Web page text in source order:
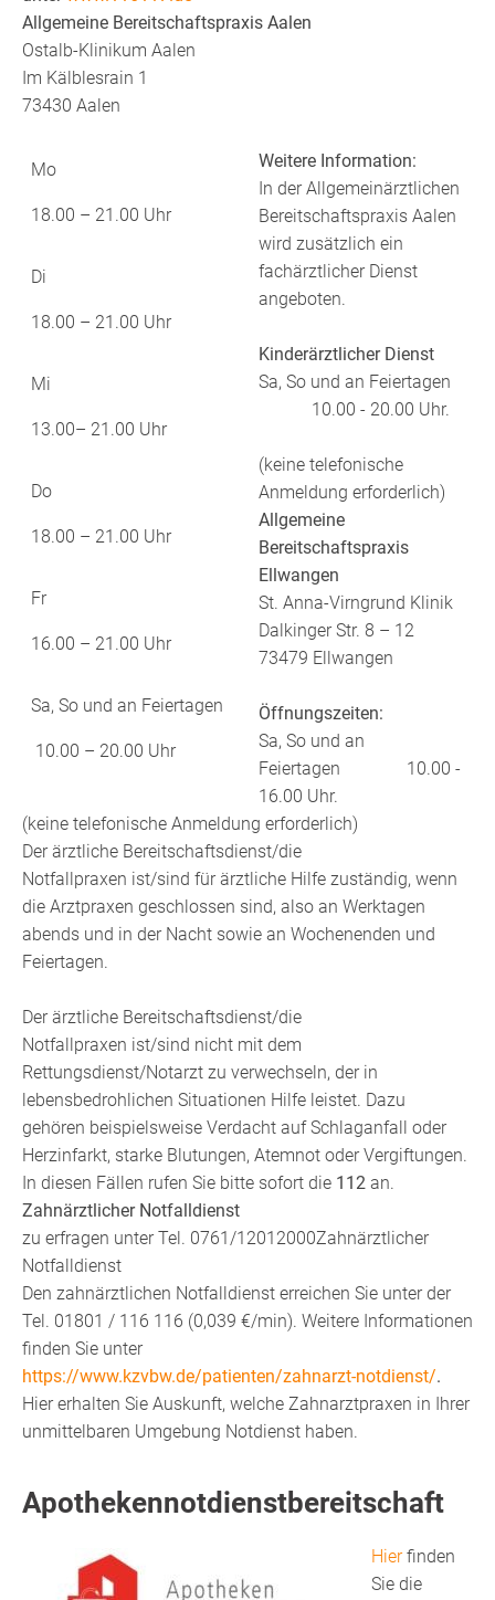
Allgemeine Bereitschaftspraxis Aalen
Ostalb-Klinikum Aalen
Im Kälblesrain 1
73430 Aalen
Mo
18.00 – 21.00 Uhr
Di
18.00 – 21.00 Uhr
Mi
13.00– 21.00 Uhr
Do
18.00 – 21.00 Uhr
Fr
16.00 – 21.00 Uhr
Sa, So und an Feiertagen
10.00 – 20.00 Uhr
Weitere Information:
In der Allgemeinärztlichen
Bereitschaftspraxis Aalen
wird zusätzlich ein
fachärztlicher Dienst
angeboten.
Kinderärztlicher Dienst
Sa, So und an Feiertagen
10.00 - 20.00 Uhr.
(keine telefonische
Anmeldung erforderlich)
Allgemeine
Bereitschaftspraxis
Ellwangen
St. Anna-Virngrund Klinik
Dalkinger Str. 8 – 12
73479 Ellwangen
Öffnungszeiten:
Sa, So und an
Feiertagen 10.00 -
16.00 Uhr.
(keine telefonische Anmeldung erforderlich)
Der ärztliche Bereitschaftsdienst/die
Notfallpraxen ist/sind für ärztliche Hilfe zuständig, wenn
die Arztpraxen geschlossen sind, also an Werktagen
abends und in der Nacht sowie an Wochenenden und
Feiertagen.
Der ärztliche Bereitschaftsdienst/die
Notfallpraxen ist/sind nicht mit dem
Rettungsdienst/Notarzt zu verwechseln, der in
lebensbedrohlichen Situationen Hilfe leistet. Dazu
gehören beispielsweise Verdacht auf Schlaganfall oder
Herzinfarkt, starke Blutungen, Atemnot oder Vergiftungen.
In diesen Fällen rufen Sie bitte sofort die 112 an.
Zahnärztlicher Notfalldienst
zu erfragen unter Tel. 0761/12012000Zahnärztlicher
Notfalldienst
Den zahnärztlichen Notfalldienst erreichen Sie unter der
Tel. 01801 / 116 116 (0,039 €/min). Weitere Informationen
finden Sie unter
https://www.kzvbw.de/patienten/zahnarzt-notdienst/.
Hier erhalten Sie Auskunft, welche Zahnarztpraxen in Ihrer
unmittelbaren Umgebung Notdienst haben.
Apothekennotdienstbereitschaft
Hierfinden
Sie die